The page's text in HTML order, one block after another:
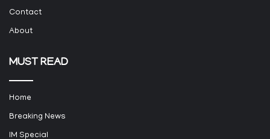
Contact
About
MUST READ
Home
Breaking News
IM Special